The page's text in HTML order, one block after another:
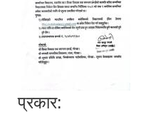
प्रकार: